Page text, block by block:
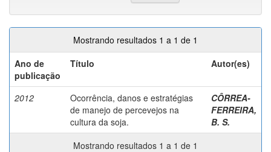
Mostrando resultados 1 a 1 de 1
Ano de
publicação
Título Autor(es)
2012
Ocorrência, danos e estratégias
de manejo de percevejos na
cultura da soja.
CÔRREA-
FERREIRA,
B. S.
Mostrando resultados 1 a 1 de 1